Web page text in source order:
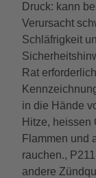
Druck: kann
Verursacht
Schläfrigkeit
Rat
in die Hände
Hitze, heissen
Flammen und
rauchen.,
andere